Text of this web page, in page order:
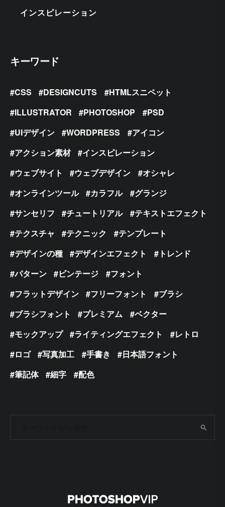
インスピレーション
キーワード
CSS DESIGNCUTS
HTMLスニペット
ILLUSTRATOR
PHOTOSHOP
PSD
UIデザイン
WORDPRESS
アイコン
アクション素材
インスピレーション
ウェブサイト
ウェブデザイン
オシャレ
オンラインツール
カラフル
グランジ
サンセリフ
チュートリアル
テキストエフェクト
テクスチャ
テクニック
テンプレート
デザインの種
デザインエフェクト
トレンド
パターン
ビンテージ
フォント
フラットデザイン
フリーフォント
ブラシ
ブラシフォント
プレミアム
ベクター
モックアップ
ライティングエフェクト
レトロ
ロゴ
写真加工 手書き
日本語フォント
筆記体
細字 配色